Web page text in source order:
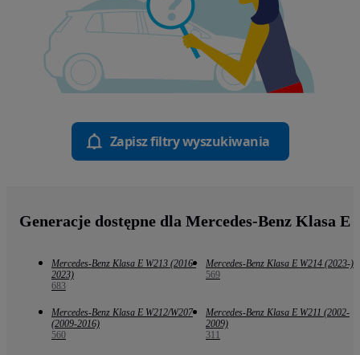
Zapisz filtry wyszukiwania
Generacje dostępne dla Mercedes-Benz Klasa E
Mercedes-Benz Klasa E W213 (2016-
2023)
683
Mercedes-Benz Klasa E W214 (2023-)
569
Mercedes-Benz Klasa E W212/W207
(2009-2016)
560
Mercedes-Benz Klasa E W211 (2002-
2009)
311